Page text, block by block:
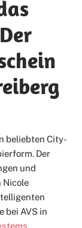
beliebten City-
Der
und
Nicole
bei AVS in
.